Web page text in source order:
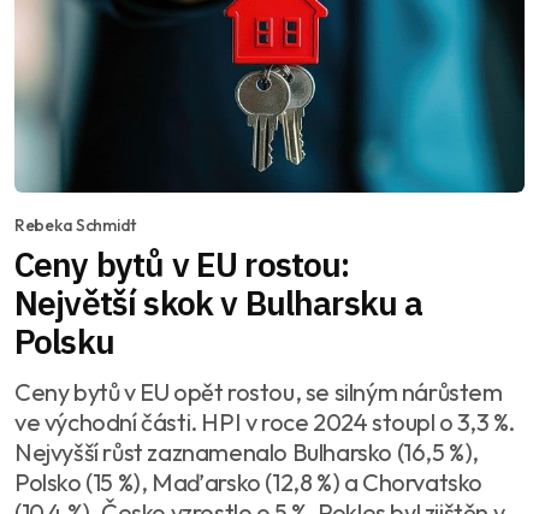
Rebeka Schmidt
Ceny bytů v EU rostou:
Největší skok v Bulharsku a
Polsku
Ceny bytů v EU opět rostou, se silným nárůstem
ve východní části. HPI v roce 2024 stoupl o 3,3 %.
Nejvyšší růst zaznamenalo Bulharsko (16,5 %),
Polsko (15 %), Maďarsko (12,8 %) a Chorvatsko